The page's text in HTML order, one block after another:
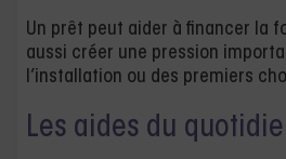
Un prêt peut aider à financer la
aussi créer une pression
l’installation ou des premiers
Les aides du